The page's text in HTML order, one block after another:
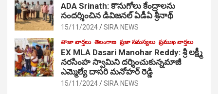
ADA Srinath: కొనుగోలు కేంద్రాల‌ను
సంద‌ర్శించిన డివిజనల్ ఏడీఏ శ్రీనాథ్
15/11/2024 SIRA NEWS
తాజా వార్తలు తెలంగాణ ప్రజా సమస్యలు ప్రముఖ వార్తలు
EX MLA Dasari Manohar Reddy: శ్రీ లక్ష్మీ
నరసింహ స్వామిని దర్శించుకున్నమాజీ
ఎమ్మెల్యే దాసరి మనోహర్ రెడ్డి
15/11/2024 SIRA NEWS